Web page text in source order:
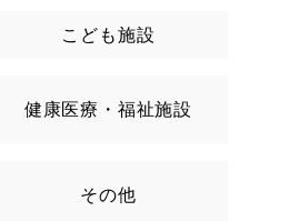
こども施設
健康医療・福祉施設
その他